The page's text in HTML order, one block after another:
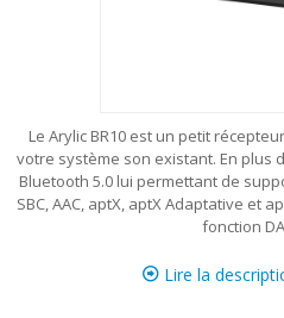
Le Arylic BR10 est un petit
votre système son existant. En plus
Bluetooth 5.0 lui permettant de
SBC, AAC, aptX, aptX Adaptative et
fonction
Lire la